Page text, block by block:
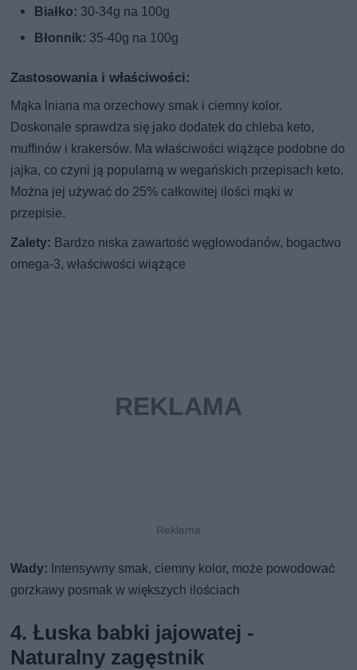
Białko: 30-34g na 100g
Błonnik: 35-40g na 100g
Zastosowania i właściwości:
Mąka lniana ma orzechowy smak i ciemny kolor.
Doskonale sprawdza się jako dodatek do chleba keto,
muffinów i krakersów. Ma właściwości wiążące podobne do
jajka, co czyni ją popularną w wegańskich przepisach keto.
Można jej używać do 25% całkowitej ilości mąki w
przepisie.
Zalety: Bardzo niska zawartość węglowodanów, bogactwo
omega-3, właściwości wiążące
Wady: Intensywny smak, ciemny kolor, może powodować
gorzkawy posmak w większych ilościach
4. Łuska babki jajowatej -
Naturalny zagęstnik